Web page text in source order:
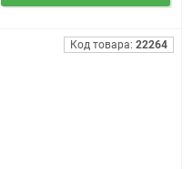
Код товара: 22264